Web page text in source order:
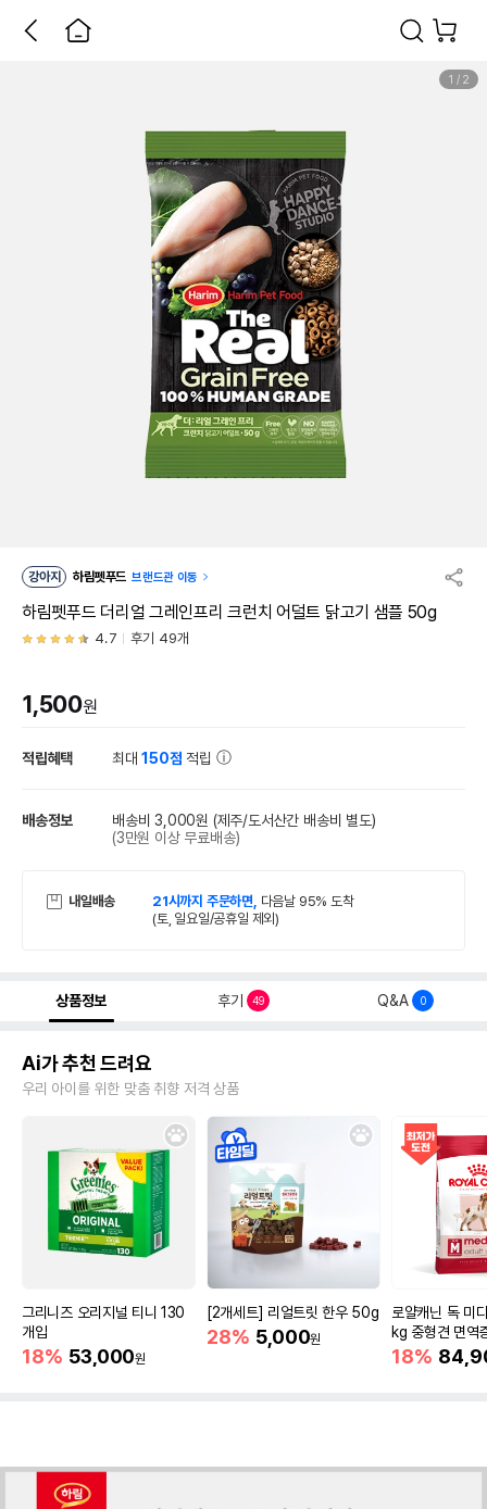
1 / 2
강아지 하림펫푸드 브랜드관 이동
하림펫푸드 더리얼 그레인프리 크런치 어덜트 닭고기 샘플 50g
4.7 후기 49개
1,500원
적립혜택 최대150점 적립
배송정보 배송비 3,000원 (제주/도서산간 배송비 별도)
(3만원 이상 무료배송)
내일배송 21시까지 주문하면, 다음날 95% 도착
(토, 일요일/공휴일 제외)
상품정보 후기 49 Q&A 0
Ai가 추천 드려요
우리 아이를 위한 맞춤 취향 저격 상품
그리니즈 오리지널 티니 130
개입
18% 53,000원
[2개세트] 리얼트릿 한우 50g
28% 5,000원
로얄캐닌 독 미
kg 중형견 면역
18%